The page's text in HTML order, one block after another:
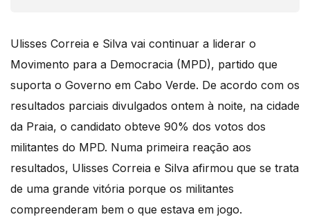
Ulisses Correia e Silva vai continuar a liderar o
Movimento para a Democracia (MPD), partido que
suporta o Governo em Cabo Verde. De acordo com os
resultados parciais divulgados ontem à noite, na cidade
da Praia, o candidato obteve 90% dos votos dos
militantes do MPD. Numa primeira reação aos
resultados, Ulisses Correia e Silva afirmou que se trata
de uma grande vitória porque os militantes
compreenderam bem o que estava em jogo.